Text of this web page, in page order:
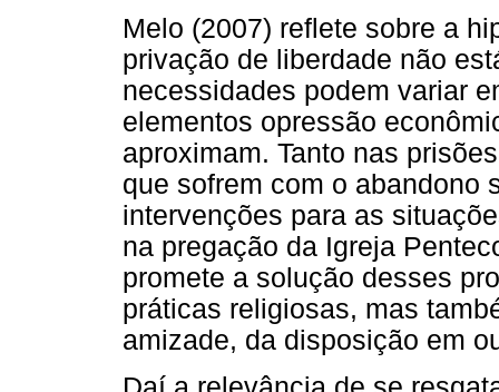
Melo (2007) reflete sobre a
privação de liberdade não
necessidades podem variar
elementos opressão
aproximam. Tanto nas
que sofrem com o abandono
intervenções para as
na pregação da Igreja
promete a solução desses
práticas religiosas, mas
amizade, da disposição em